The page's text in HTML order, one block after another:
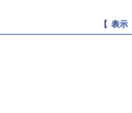
【 表示